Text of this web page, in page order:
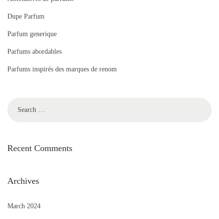
Dupe Parfum
Parfum generique
Parfums abordables
Parfums inspirés des marques de renom
Recent Comments
Archives
March 2024